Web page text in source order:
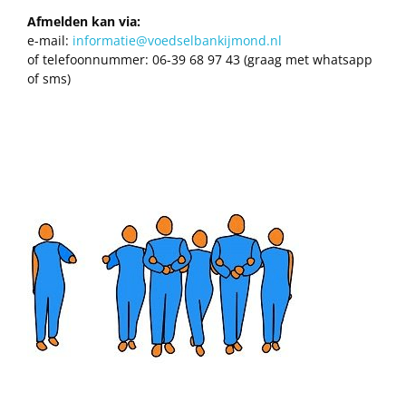
Afmelden kan via:
e-mail: informatie@voedselbankijmond.nl
of telefoonnummer: 06-39 68 97 43 (graag met whatsapp
of sms)